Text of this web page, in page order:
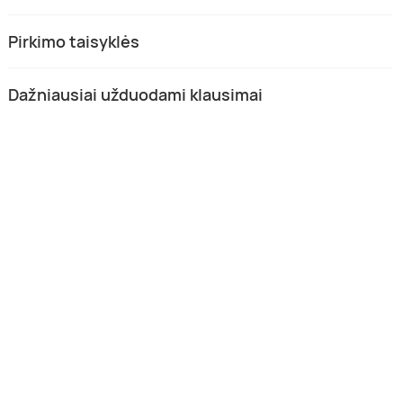
Pirkimo taisyklės
Dažniausiai užduodami klausimai